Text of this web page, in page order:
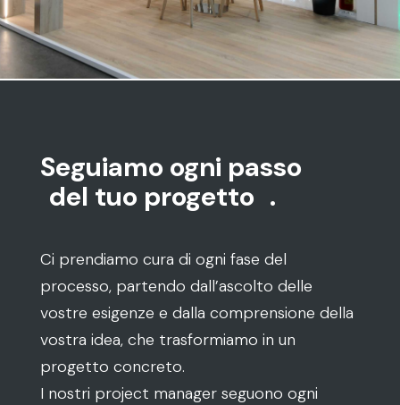
Seguiamo ogni passo
del tuo progetto .
Ci prendiamo cura di ogni fase del
processo, partendo dall’ascolto delle
vostre esigenze e dalla comprensione della
vostra idea, che trasformiamo in un
progetto concreto.
I nostri project manager seguono ogni